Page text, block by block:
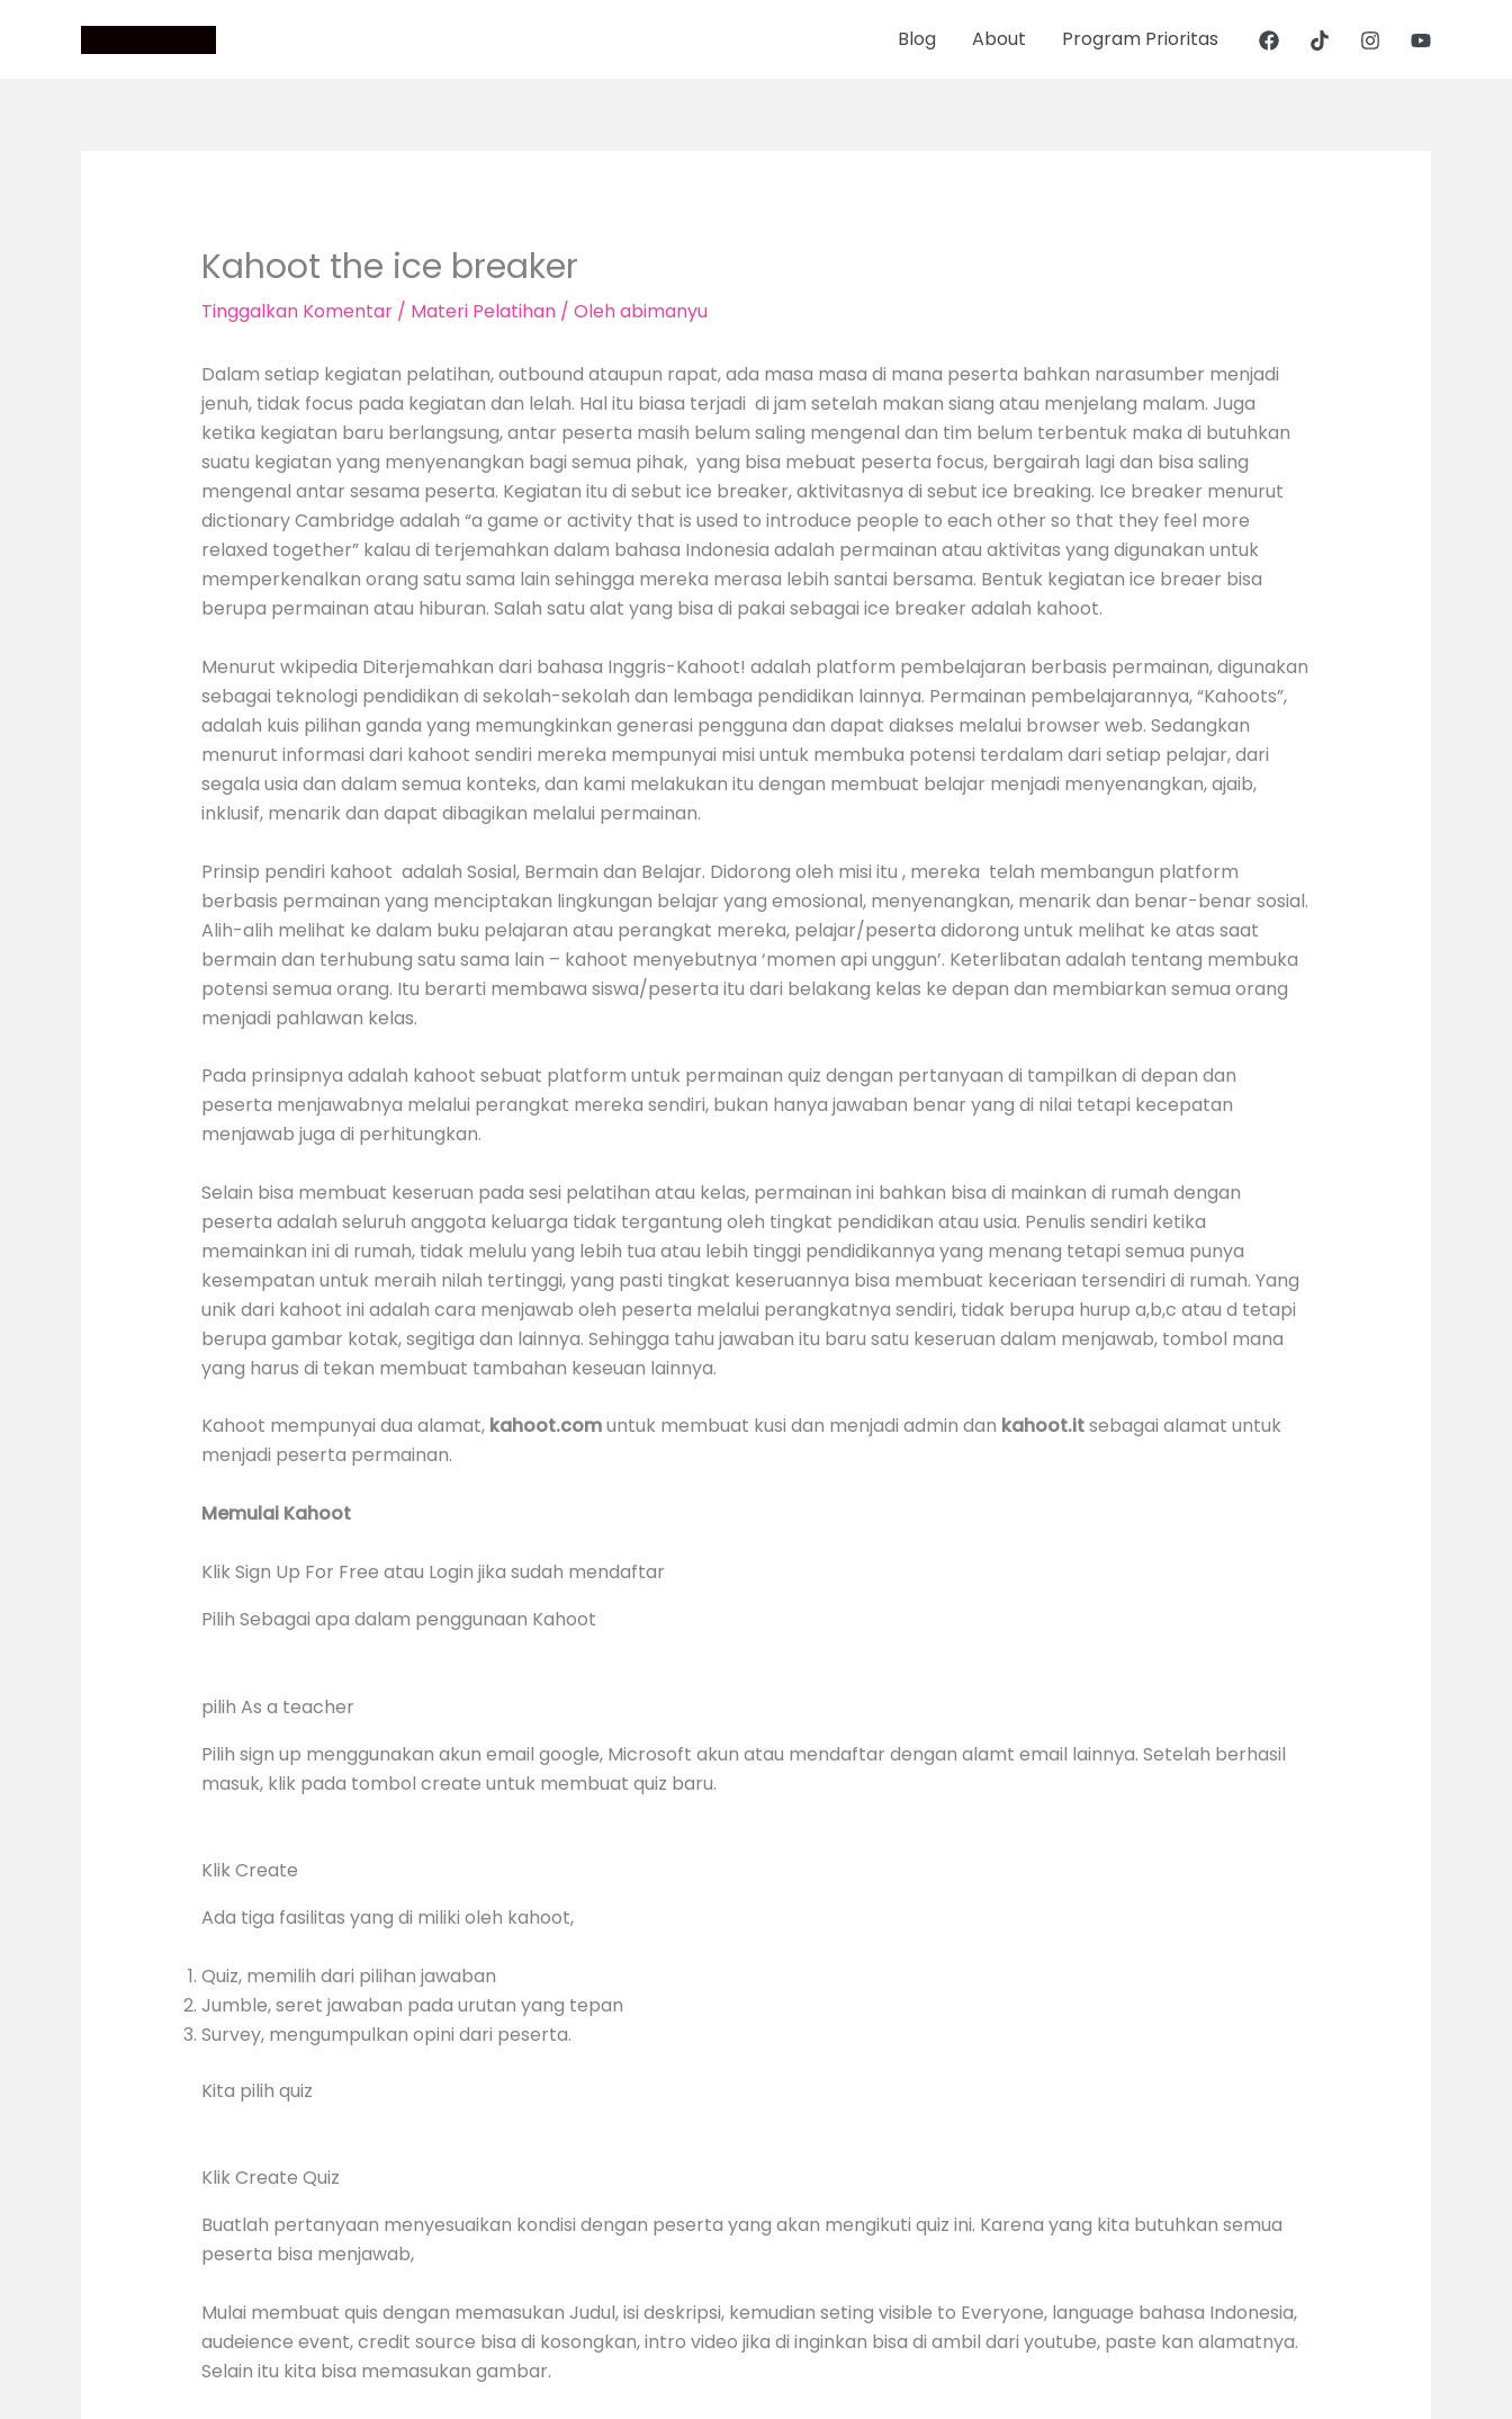
Blog About Program Prioritas
Kahoot the ice breaker
Tinggalkan Komentar / Materi Pelatihan/ Olehabimanyu
Dalam setiap kegiatan pelatihan, outbound ataupun rapat, ada masa masa di mana peserta bahkan narasumber menjadi
jenuh, tidak focus pada kegiatan dan lelah. Hal itu biasa terjadi di jam setelah makan siang atau menjelang malam. Juga
ketika kegiatan baru berlangsung, antar peserta masih belum saling mengenal dan tim belum terbentuk maka di butuhkan
suatu kegiatan yang menyenangkan bagi semua pihak, yang bisa mebuat peserta focus, bergairah lagi dan bisa saling
mengenal antar sesama peserta. Kegiatan itu di sebut ice breaker, aktivitasnya di sebut ice breaking. Ice breaker menurut
dictionary Cambridge adalah “a game or activity that is used to introduce people to each other so that they feel more
relaxed together” kalau di terjemahkan dalam bahasa Indonesia adalah permainan atau aktivitas yang digunakan untuk
memperkenalkan orang satu sama lain sehingga mereka merasa lebih santai bersama. Bentuk kegiatan ice breaer bisa
berupa permainan atau hiburan. Salah satu alat yang bisa di pakai sebagai ice breaker adalah kahoot.
Menurut wkipedia Diterjemahkan dari bahasa Inggris-Kahoot! adalah platform pembelajaran berbasis permainan, digunakan
sebagai teknologi pendidikan di sekolah-sekolah dan lembaga pendidikan lainnya. Permainan pembelajarannya, “Kahoots”,
adalah kuis pilihan ganda yang memungkinkan generasi pengguna dan dapat diakses melalui browser web. Sedangkan
menurut informasi dari kahoot sendiri mereka mempunyai misi untuk membuka potensi terdalam dari setiap pelajar, dari
segala usia dan dalam semua konteks, dan kami melakukan itu dengan membuat belajar menjadi menyenangkan, ajaib,
inklusif, menarik dan dapat dibagikan melalui permainan.
Prinsip pendiri kahoot adalah Sosial, Bermain dan Belajar. Didorong oleh misi itu , mereka telah membangun platform
berbasis permainan yang menciptakan lingkungan belajar yang emosional, menyenangkan, menarik dan benar-benar sosial.
Alih-alih melihat ke dalam buku pelajaran atau perangkat mereka, pelajar/peserta didorong untuk melihat ke atas saat
bermain dan terhubung satu sama lain – kahoot menyebutnya ‘momen api unggun’. Keterlibatan adalah tentang membuka
potensi semua orang. Itu berarti membawa siswa/peserta itu dari belakang kelas ke depan dan membiarkan semua orang
menjadi pahlawan kelas.
Pada prinsipnya adalah kahoot sebuat platform untuk permainan quiz dengan pertanyaan di tampilkan di depan dan
peserta menjawabnya melalui perangkat mereka sendiri, bukan hanya jawaban benar yang di nilai tetapi kecepatan
menjawab juga di perhitungkan.
Selain bisa membuat keseruan pada sesi pelatihan atau kelas, permainan ini bahkan bisa di mainkan di rumah dengan
peserta adalah seluruh anggota keluarga tidak tergantung oleh tingkat pendidikan atau usia. Penulis sendiri ketika
memainkan ini di rumah, tidak melulu yang lebih tua atau lebih tinggi pendidikannya yang menang tetapi semua punya
kesempatan untuk meraih nilah tertinggi, yang pasti tingkat keseruannya bisa membuat keceriaan tersendiri di rumah. Yang
unik dari kahoot ini adalah cara menjawab oleh peserta melalui perangkatnya sendiri, tidak berupa hurup a,b,c atau d tetapi
berupa gambar kotak, segitiga dan lainnya. Sehingga tahu jawaban itu baru satu keseruan dalam menjawab, tombol mana
yang harus di tekan membuat tambahan keseuan lainnya.
Kahoot mempunyai dua alamat, kahoot.comuntuk membuat kusi dan menjadi admin dan kahoot.itsebagai alamat untuk
menjadi peserta permainan.
Memulai Kahoot
Klik Sign Up For Free atau Login jika sudah mendaftar
Pilih Sebagai apa dalam penggunaan Kahoot
pilih As a teacher
Pilih sign up menggunakan akun email google, Microsoft akun atau mendaftar dengan alamt email lainnya. Setelah berhasil
masuk, klik pada tombol create untuk membuat quiz baru.
Klik Create
Ada tiga fasilitas yang di miliki oleh kahoot,
Quiz, memilih dari pilihan jawaban
Jumble, seret jawaban pada urutan yang tepan
Survey, mengumpulkan opini dari peserta.
Kita pilih quiz
Klik Create Quiz
Buatlah pertanyaan menyesuaikan kondisi dengan peserta yang akan mengikuti quiz ini. Karena yang kita butuhkan semua
peserta bisa menjawab,
Mulai membuat quis dengan memasukan Judul, isi deskripsi, kemudian seting visible to Everyone, language bahasa Indonesia,
audeience event, credit source bisa di kosongkan, intro video jika di inginkan bisa di ambil dari youtube, paste kan alamatnya.
Selain itu kita bisa memasukan gambar.